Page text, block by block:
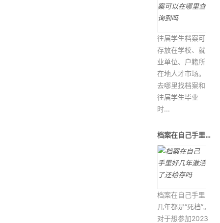
往届学生档案可
存放在学校、就
业单位、户籍所
在地人才市场。
去哪里找档案和
往届学生毕业
时...
档案在自己手里好几年激活了还给存
档案在自己手里
几年都是“死档”。
对于想参加2023